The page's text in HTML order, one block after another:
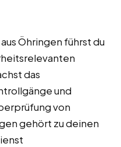
Öhringen führst du
das
und
von
gehört zu deinen